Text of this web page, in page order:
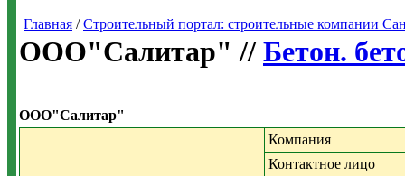
Главная /Строительный портал: строительные компании
ООО"Салитар" // Бетон.
ООО"Салитар"
Компания
Контактное лицо